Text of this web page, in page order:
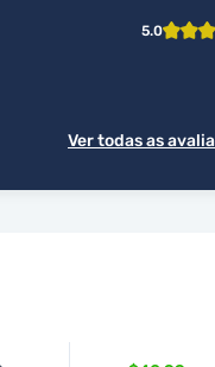
5.0
Ver todas as